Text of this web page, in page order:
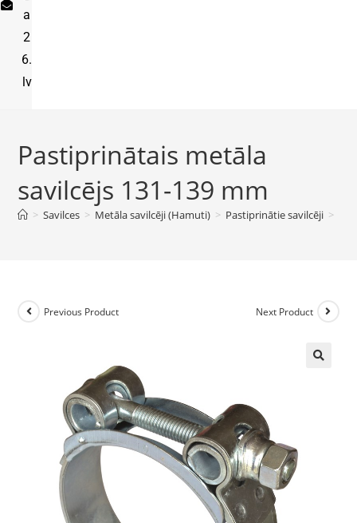
a
2
6.
lv
Pastiprinātais metāla
savilcējs 131-139 mm
> Savilces > Metāla savilcēji (Hamuti) > Pastiprinātie savilcēji >
Previous Product Next Product